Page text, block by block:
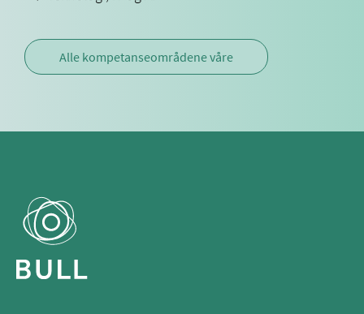
Alle kompetanseområdene våre